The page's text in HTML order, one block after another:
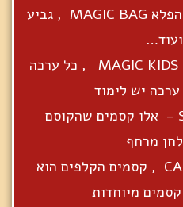
קסמי ילדים אהובים : שק הפלא MAGIC BAG , גביע
MAGIC KIDS SET , כל ערכה
יש לימוד
STAGE MAICE – אלו קסמים שהקוסם
מרחף
CARDS MAGIC , קסמים הקלפים הוא
מיוחדות